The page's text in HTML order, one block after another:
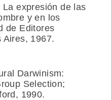
La expresión de las
y en los
de Editores
Aires, 1967.
Darwinism:
Selection;
1990.